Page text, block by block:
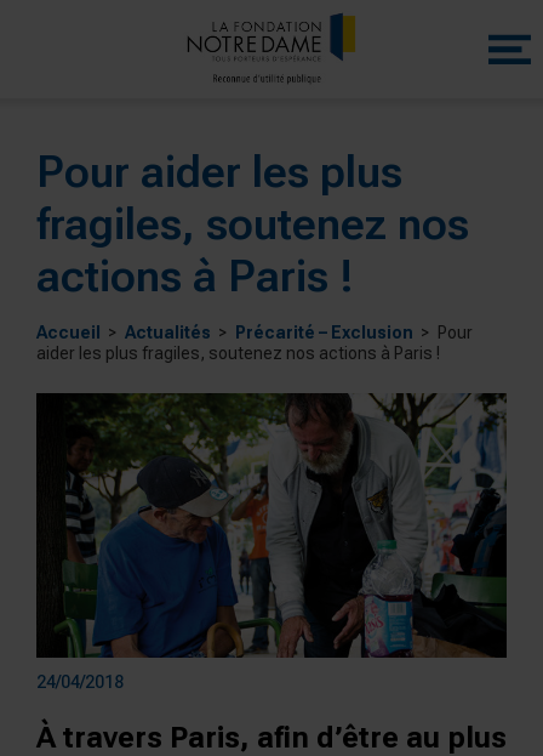
Menu
Pour aider les plus
fragiles, soutenez nos
actions à Paris !
Accueil Actualités Précarité – Exclusion
Pour
aider les plus fragiles, soutenez nos actions à Paris !
24/04/2018
À travers Paris, afin d’être au plus